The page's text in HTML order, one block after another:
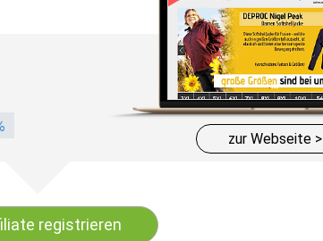
zur Webseite >
registrieren